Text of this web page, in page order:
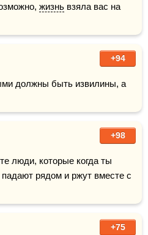
жизнь взяла вас на
+94
должны быть извилины, а
+98
люди, которые когда ты
рядом и ржут вместе с
+75